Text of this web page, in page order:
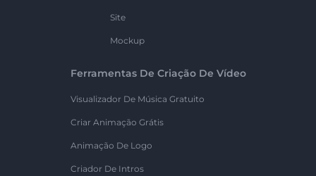
Site
Mockup
Ferramentas De Criação De Vídeo
Visualizador De Música Gratuito
Criar Animação Grátis
Animação De Logo
Criador De Intros